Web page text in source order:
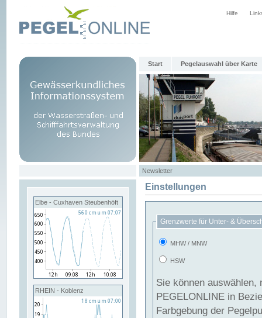
Hilfe
Start Pegelauswahl über Karte
Newsletter
Elbe - Cuxhaven Steubenhöft
RHEIN - Koblenz
Einstellungen
Grenzwerte für Unter- &
MHW / MNW
HSW
Sie können
PEGELONLINE in Beziehung
Farbgebung der